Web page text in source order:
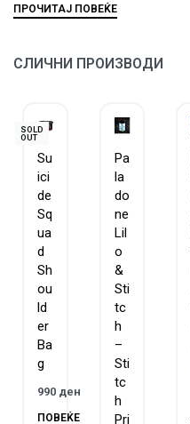
your bedroom.
СЛИЧНИ ПРОИЗВОДИ
SOLD
OUT
Su
ici
de
Sq
ua
d
Sh
ou
ld
er
Ba
g
990 ден
ПОВЕЌЕ
Pa
la
do
ne
Lil
o
&
Sti
tc
h
–
Sti
tc
h
Pri